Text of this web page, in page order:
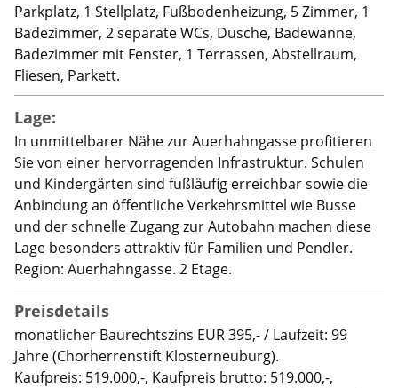
Parkplatz, 1 Stellplatz, Fußbodenheizung, 5 Zimmer, 1
Badezimmer, 2 separate WCs, Dusche, Badewanne,
Badezimmer mit Fenster, 1 Terrassen, Abstellraum,
Fliesen, Parkett.
Lage:
In unmittelbarer Nähe zur Auerhahngasse profitieren
Sie von einer hervorragenden Infrastruktur. Schulen
und Kindergärten sind fußläufig erreichbar sowie die
Anbindung an öffentliche Verkehrsmittel wie Busse
und der schnelle Zugang zur Autobahn machen diese
Lage besonders attraktiv für Familien und Pendler.
Region: Auerhahngasse. 2 Etage.
Preisdetails
monatlicher Baurechtszins EUR 395,- / Laufzeit: 99
Jahre (Chorherrenstift Klosterneuburg).
Kaufpreis: 519.000,-, Kaufpreis brutto: 519.000,-,